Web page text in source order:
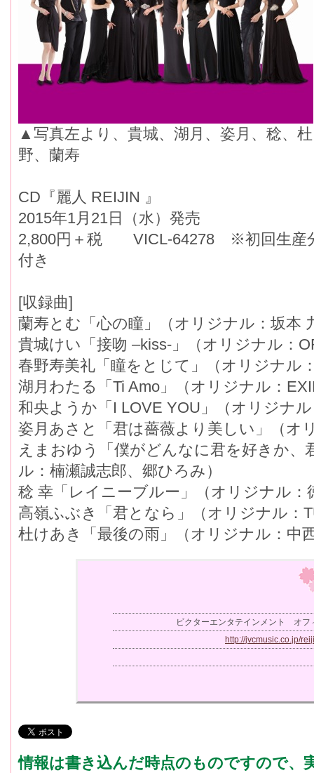
▲写真左より、貴城、湖月、姿月、稔、
野、蘭寿
CD『麗人 REIJIN 』
2015年1月21日（水）発売
2,800円＋税 VICL-64278 ※初回生産
付き
[収録曲]
蘭寿とむ「心の瞳」（オリジナル：坂本
貴城けい「接吻 –kiss-」（オリジナル：
春野寿美礼「瞳をとじて」（オリジナル
湖月わたる「Ti Amo」（オリジナル：
和央ようか「I LOVE YOU」（オリジナ
姿月あさと「君は薔薇より美しい」（オ
えまおゆう「僕がどんなに君を好きか、
ル：楠瀬誠志郎、郷ひろみ）
稔 幸「レイニーブルー」（オリジナル：
高嶺ふぶき「君となら」（オリジナル：
杜けあき「最後の雨」（オリジナル：中
ビクターエンタテインメント オフ
http://jvcmusic.co.jp/
情報は書き込んだ時点のものですので、